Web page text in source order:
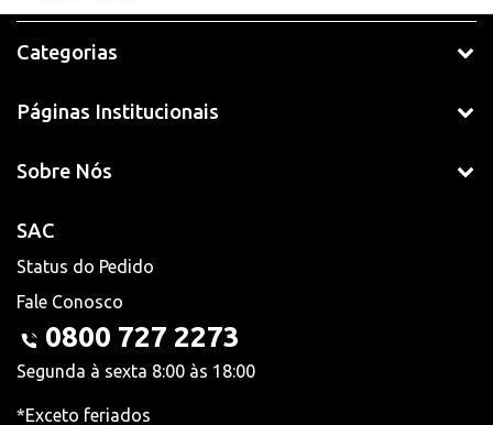
Categorias
Páginas Institucionais
Sobre Nós
SAC
Status do Pedido
Fale Conosco
0800 727 2273
Segunda à sexta 8:00 às 18:00
*Exceto feriados